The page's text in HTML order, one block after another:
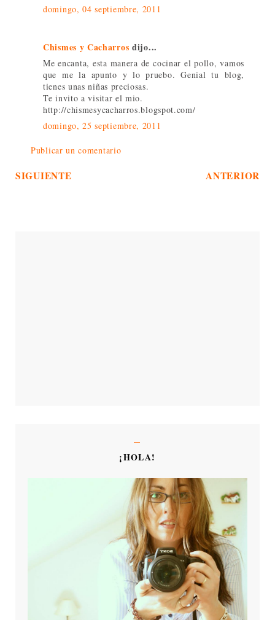
domingo, 04 septiembre, 2011
Chismes y Cacharros dijo...
Me encanta, esta manera de cocinar el pollo, vamos
que me la apunto y lo pruebo. Genial tu blog,
tienes unas niñas preciosas.
Te invito a visitar el mio.
http://chismesycacharros.blogspot.com/
domingo, 25 septiembre, 2011
Publicar un comentario
SIGUIENTE ANTERIOR
¡HOLA!